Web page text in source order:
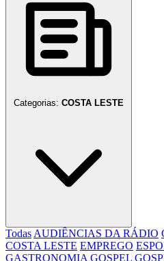
Categorias: COSTA LESTE
Todas AUDIÊNCIAS DA RÁDIO
COSTA LESTE EMPREGO
GASTRONOMIA GOSPEL